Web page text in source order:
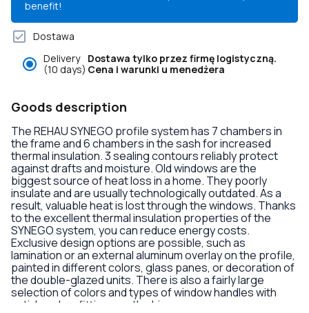
benefit!
Dostawa
Delivery
(10 days)
Dostawa tylko przez firmę logistyczną.
Cena i warunki u menedżera
Goods description
The REHAU SYNEGO profile system has 7 chambers in
the frame and 6 chambers in the sash for increased
thermal insulation. 3 sealing contours reliably protect
against drafts and moisture. Old windows are the
biggest source of heat loss in a home. They poorly
insulate and are usually technologically outdated. As a
result, valuable heat is lost through the windows. Thanks
to the excellent thermal insulation properties of the
SYNEGO system, you can reduce energy costs.
Exclusive design options are possible, such as
lamination or an external aluminum overlay on the profile,
painted in different colors, glass panes, or decoration of
the double-glazed units. There is also a fairly large
selection of colors and types of window handles with
anti-burglary fittings on the hinges.